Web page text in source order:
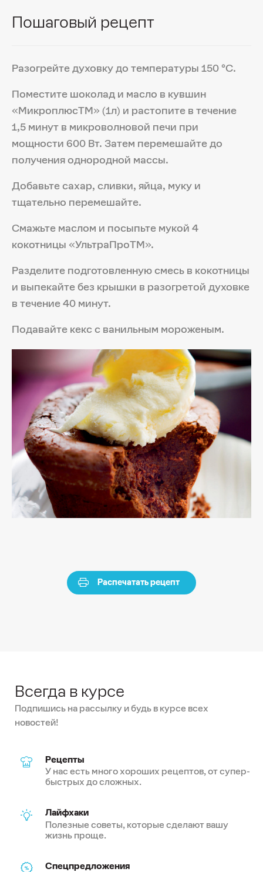
Пошаговый рецепт
Разогрейте духовку до температуры 150 °С.
Поместите шоколад и масло в кувшин
«МикроплюсTM» (1л) и растопите в течение
1,5 минут в микроволновой печи при
мощности 600 Вт. Затем перемешайте до
получения однородной массы.
Добавьте сахар, сливки, яйца, муку и
тщательно перемешайте.
Смажьте маслом и посыпьте мукой 4
кокотницы «УльтраПроTM».
Разделите подготовленную смесь в кокотницы
и выпекайте без крышки в разогретой духовке
в течение 40 минут.
Подавайте кекс с ванильным мороженым.
Распечатать рецепт
Всегда в курсе
Подпишись на рассылку и будь в курсе всех
новостей!
Рецепты
У нас есть много хороших рецептов, от супер-
быстрых до сложных.
Лайфхаки
Полезные советы, которые сделают вашу
жизнь проще.
Спецпредложения